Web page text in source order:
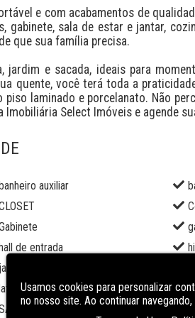
gabinete, sala de estar e jantar,
que sua família precisa.
quente, você terá toda a
laminado e porcelanato. Não
Select Imóveis e agende
banheiro auxiliar
hall de entrada
jardim
lavanderiaUsamos cookies para personalizar
no nosso site. Ao continuar